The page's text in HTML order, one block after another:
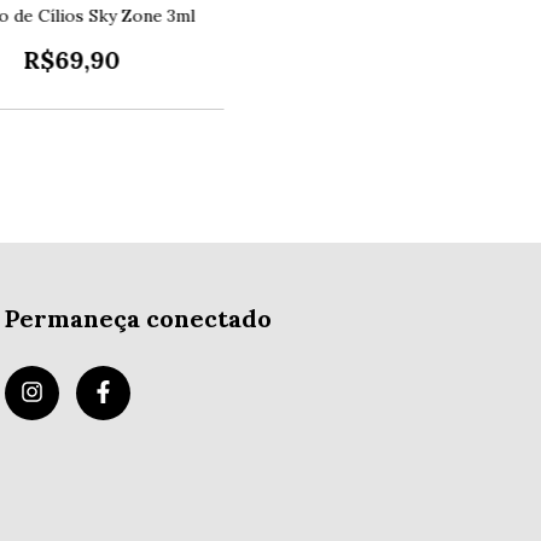
de Cílios Sky Zone 3ml
R$69,90
Permaneça conectado